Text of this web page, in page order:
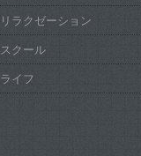
リラクゼーション
スクール
ライフ